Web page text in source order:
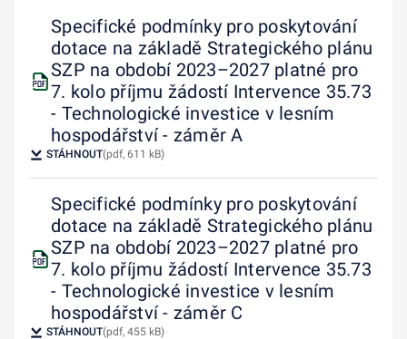
Specifické podmínky pro poskytování
dotace na základě Strategického plánu
SZP na období 2023–2027 platné pro
7. kolo příjmu žádostí Intervence 35.73
- Technologické investice v lesním
hospodářství - záměr A
STÁHNOUT(pdf, 611 kB)
Specifické podmínky pro poskytování
dotace na základě Strategického plánu
SZP na období 2023–2027 platné pro
7. kolo příjmu žádostí Intervence 35.73
- Technologické investice v lesním
hospodářství - záměr C
STÁHNOUT(pdf, 455 kB)